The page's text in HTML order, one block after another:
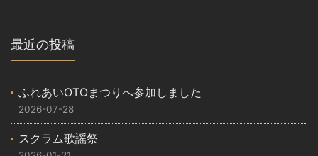
最近の投稿
ふれあいOTOまつりへ参加しました
2026-07-28
スクラム歌謡祭